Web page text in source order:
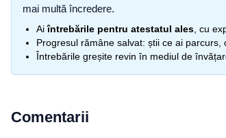
mai multă încredere.
Aiîntrebările pentru atestatul ales , cu
Progresul rămâne salvat: știi ce ai
Întrebările greșite revin în mediul de
Comentarii